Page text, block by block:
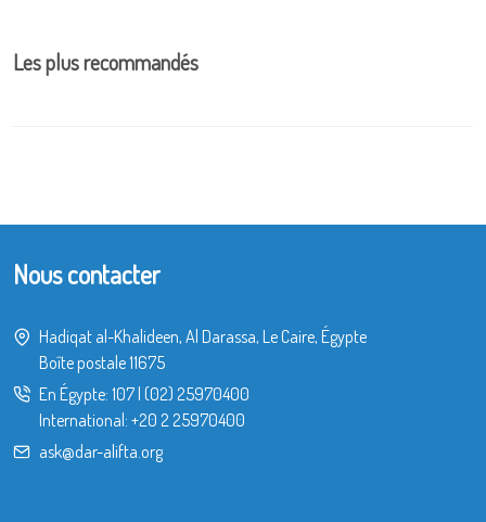
Les plus recommandés
Nous contacter
Hadiqat al-Khalideen, Al Darassa, Le Caire, Égypte
Boîte postale 11675
En Égypte: 107| (02) 25970400
International: +20 2 25970400
ask@dar-alifta.org